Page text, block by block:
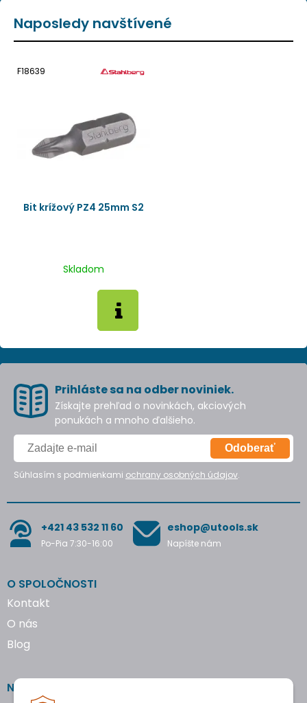
Naposledy navštívené
F18639
Bit krížový PZ4 25mm S2
Skladom
Prihláste sa na odber noviniek.
Získajte prehľad o novinkách, akciových
ponukách a mnoho ďalšieho.
Odoberať
Súhlasím s podmienkami ochrany osobných údajov.
+421 43 532 11 60
Po-Pia 7:30-16:00
eshop@utools.sk
Napíšte nám
O SPOLOČNOSTI
Kontakt
O nás
Blog
NAKUPOVANIE